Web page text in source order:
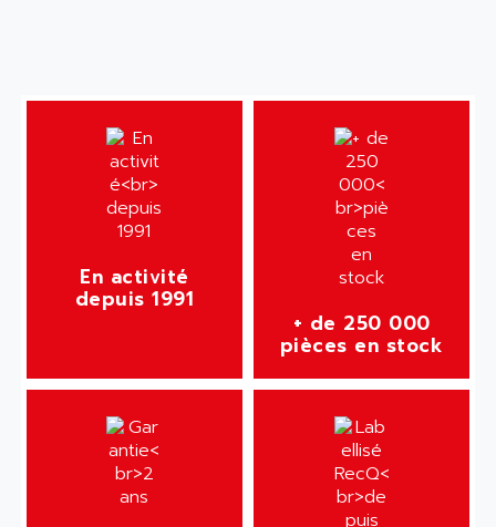
En activité
depuis 1991
+ de 250 000
pièces en stock